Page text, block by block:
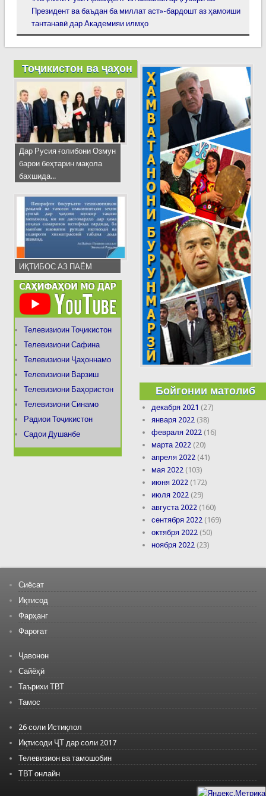
Президент ва баъдан ба миллат аст»-бардошт аз ҳамоиши
тантанавӣ дар Академияи илмҳо
Тоҷикистон ва ҷаҳон
Дар Русия ғолибони Озмун
барои беҳтарин мақола
бахшида...
ИҚТИБОС АЗ ПАЁМ
Телевизиоин Тоҷикистон
Телевизиони Сафина
Телевизиони Ҷаҳоннамо
Телевизиони Варзиш
Телевизиони Баҳористон
Телевизиони Синамо
Радиои Тоҷикистон
Садои Душанбе
Бойгонии матолиб
декабря 2021 (27)
января 2022 (38)
февраля 2022 (16)
марта 2022 (20)
апреля 2022 (41)
мая 2022 (103)
июня 2022 (172)
июля 2022 (29)
августа 2022 (160)
сентября 2022 (169)
октября 2022 (50)
ноября 2022 (23)
Сиёсат
Иқтисод
Фарҳанг
Фароғат
Ҷавонон
Сайёҳӣ
Таърихи ТВТ
Тамос
26 соли Истиқлол
Иқтисоди ҶТ дар соли 2017
Телевизион ва тамошобин
ТВТ онлайн